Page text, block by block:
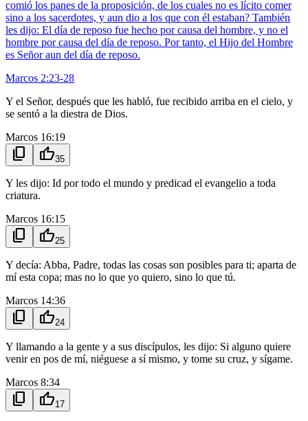
comió los panes de la proposición, de los cuales no es lícito comer
sino a los sacerdotes, y aun dio a los que con él estaban? También
les dijo: El día de reposo fue hecho por causa del hombre, y no el
hombre por causa del día de reposo. Por tanto, el Hijo del Hombre
es Señor aun del día de reposo.
Marcos 2:23-28
Y el Señor, después que les habló, fue recibido arriba en el cielo, y
se sentó a la diestra de Dios.
Marcos 16:19
content_copy thumb_up35
Y les dijo: Id por todo el mundo y predicad el evangelio a toda
criatura.
Marcos 16:15
content_copy thumb_up25
Y decía: Abba, Padre, todas las cosas son posibles para ti; aparta de
mí esta copa; mas no lo que yo quiero, sino lo que tú.
Marcos 14:36
content_copy thumb_up24
Y llamando a la gente y a sus discípulos, les dijo: Si alguno quiere
venir en pos de mí, niéguese a sí mismo, y tome su cruz, y sígame.
Marcos 8:34
content_copy thumb_up17